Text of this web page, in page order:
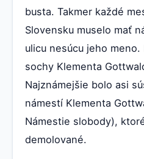
busta. Takmer každé
Slovensku muselo mať
ulicu nesúcu jeho
sochy Klementa
Najznámejšie bolo asi
námestí Klementa
Námestie slobody),
demolované.